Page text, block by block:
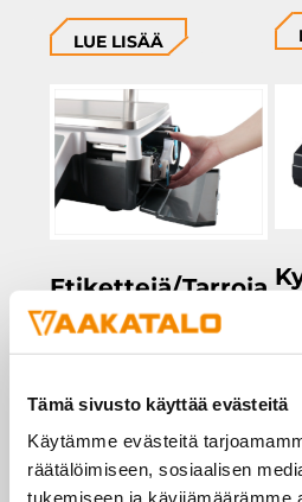
Tämä sivusto käyttää evästeitä
Käytämme evästeitä
räätälöimiseen, sosiaalisen
tukemiseen ja kävijämäärämme
LUE LISÄÄ
Etikettejä/Tarroja
vaakoihin